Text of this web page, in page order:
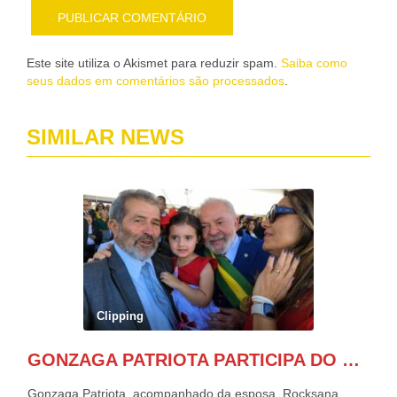
Este site utiliza o Akismet para reduzir spam. Saiba como
seus dados em comentários são processados
SIMILAR NEWS
Clipping
GONZAGA PATRIOTA PARTICIPA DO DESFILE DA INDEPENDÊNCIA NO PALANQUE DA PRESIDÊNCIA DA REPÚBLICA E É ABRAÇADO POR LULA E POR GERALDO ALCKMIN.
Gonzaga Patriota, acompanhado da esposa, Rocksana